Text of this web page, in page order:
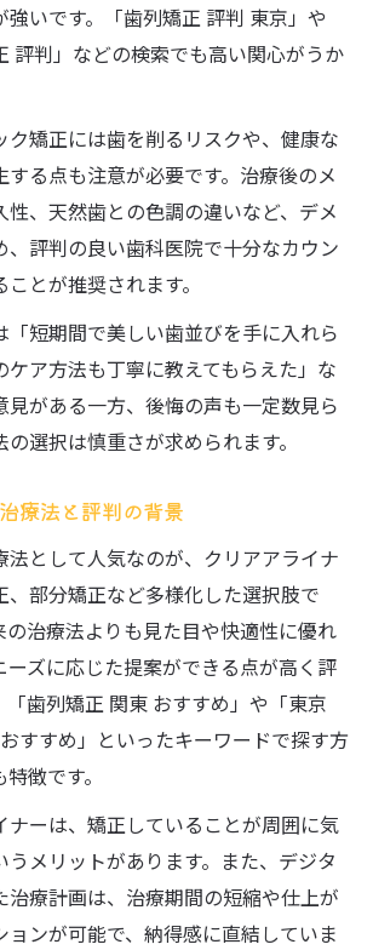
強いです。「歯列矯正 評判 東京」や
評判」などの検索でも高い関心がうか
ク矯正には歯を削るリスクや、健康な
る点も注意が必要です。治療後のメ
性、天然歯との色調の違いなど、デメ
、評判の良い歯科医院で十分なカウン
とが推奨されます。
「短期間で美しい歯並びを手に入れら
ケア方法も丁寧に教えてもらえた」な
見がある一方、後悔の声も一定数見ら
選択は慎重さが求められます。
療法と評判の背景
法として人気なのが、クリアアライナ
、部分矯正など多様化した選択肢で
の治療法よりも見た目や快適性に優れ
ーズに応じた提案ができる点が高く評
「歯列矯正 関東 おすすめ」や「東京
すすめ」といったキーワードで探す方
徴です。
ナーは、矯正していることが周囲に気
うメリットがあります。また、デジタ
治療計画は、治療期間の短縮や仕上が
ョンが可能で、納得感に直結していま